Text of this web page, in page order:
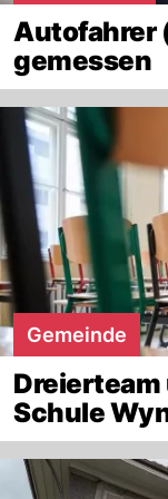
Autofahrer
gemessen
Gemeinde
Schule